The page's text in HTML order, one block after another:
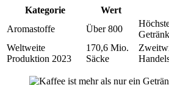
Kategorie Wert
Aromastoffe
Über 800
Weltweite
Produktion 2023
170,6 Mio.
Säcke